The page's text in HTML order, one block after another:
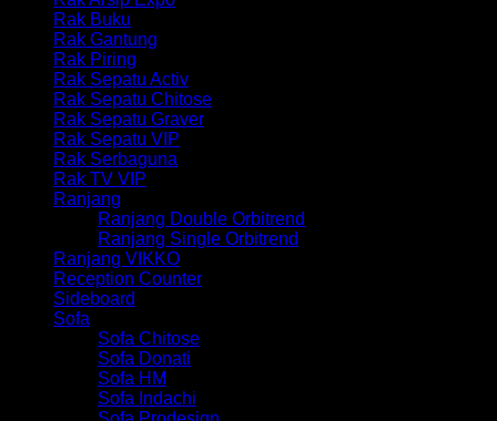
Rak Buku
Rak Gantung
Rak Piring
Rak Sepatu Activ
Rak Sepatu Chitose
Rak Sepatu Graver
Rak Sepatu VIP
Rak Serbaguna
Rak TV VIP
Ranjang
Ranjang Double Orbitrend
Ranjang Single Orbitrend
Ranjang VIKKO
Reception Counter
Sideboard
Sofa
Sofa Chitose
Sofa Donati
Sofa HM
Sofa Indachi